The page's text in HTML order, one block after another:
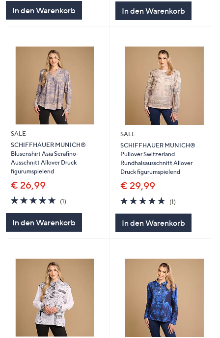
In den Warenkorb In den Warenkorb
SALE
SCHIFFHAUER MUNICH®
Blusenshirt Asia Serafino-
Ausschnitt Allover Druck
figurumspielend
€ 26,99
5.0
von
(1)1
In den Warenkorb
SALE
SCHIFFHAUER MUNICH®
Pullover Switzerland
Rundhalsausschnitt Allover
Druck figurumspielend
€ 29,99
5.0
von
(1)1
In den Warenkorb